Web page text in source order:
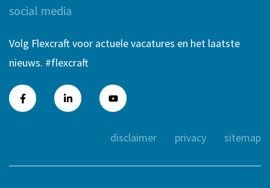
social media
Volg Flexcraft voor actuele vacatures en het laatste
nieuws. #flexcraft
disclaimer privacy sitemap